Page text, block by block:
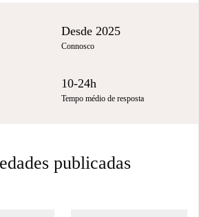
Desde 2025
Connosco
10-24h
Tempo médio de resposta
publicadas